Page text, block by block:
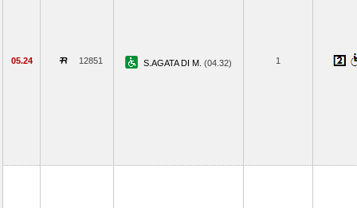
05.24 12851 S.AGATA DI M. (04.32) 1